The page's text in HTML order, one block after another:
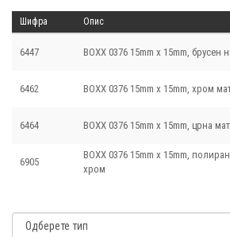
Шифра Опис
6447 BOXX 0376 15mm х 15mm, брусен
6462 BOXX 0376 15mm х 15mm, хром
6464 BOXX 0376 15mm х 15mm, црна мат
6905
BOXX 0376 15mm х 15mm, полиран
хром